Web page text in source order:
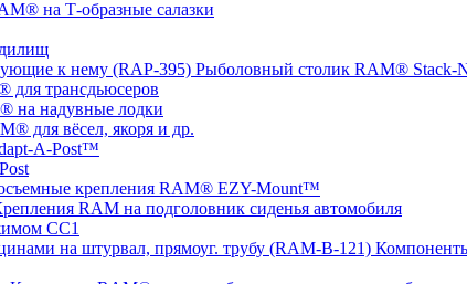
на Т-образные салазки
Рыболовный столик RAM®
для трансдьюсеров
на надувные лодки
для вёсел, якоря и др.
A-Post™
крепления RAM® EZY-Mount™
RAM на подголовник сиденья автомобиля
СС1